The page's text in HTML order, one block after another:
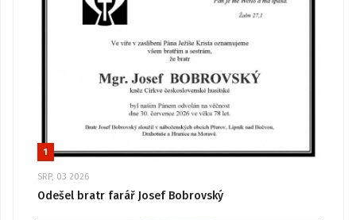
1
SRP, 03 2026
Odešel bratr farář Josef Bobrovský